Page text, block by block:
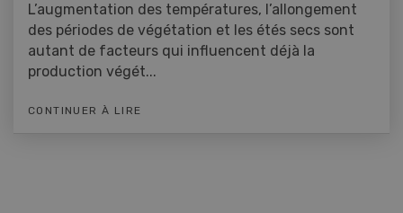
L’augmentation des températures, l’allongement
des périodes de végétation et les étés secs sont
autant de facteurs qui influencent déjà la
production végét...
CONTINUER À LIRE